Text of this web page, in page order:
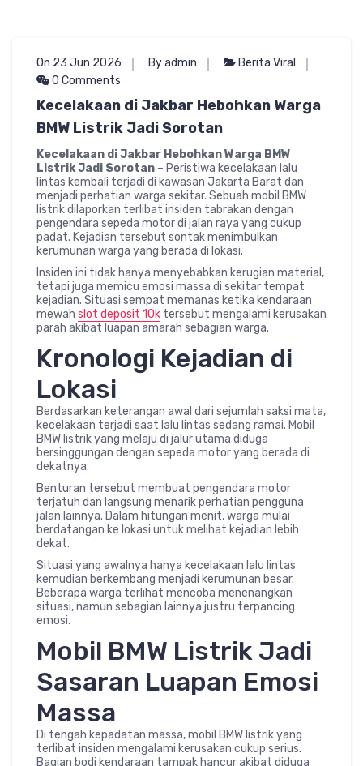
On 23 Jun 2026 By admin
Berita Viral
0 Comments
Kecelakaan di Jakbar Hebohkan Warga
BMW Listrik Jadi Sorotan
Kecelakaan di Jakbar Hebohkan Warga BMW
Listrik Jadi Sorotan – Peristiwa kecelakaan lalu
lintas kembali terjadi di kawasan Jakarta Barat dan
menjadi perhatian warga sekitar. Sebuah mobil BMW
listrik dilaporkan terlibat insiden tabrakan dengan
pengendara sepeda motor di jalan raya yang cukup
padat. Kejadian tersebut sontak menimbulkan
kerumunan warga yang berada di lokasi.
Insiden ini tidak hanya menyebabkan kerugian material,
tetapi juga memicu emosi massa di sekitar tempat
kejadian. Situasi sempat memanas ketika kendaraan
mewah slot deposit 10k tersebut mengalami kerusakan
parah akibat luapan amarah sebagian warga.
Kronologi Kejadian di
Lokasi
Berdasarkan keterangan awal dari sejumlah saksi mata,
kecelakaan terjadi saat lalu lintas sedang ramai. Mobil
BMW listrik yang melaju di jalur utama diduga
bersinggungan dengan sepeda motor yang berada di
dekatnya.
Benturan tersebut membuat pengendara motor
terjatuh dan langsung menarik perhatian pengguna
jalan lainnya. Dalam hitungan menit, warga mulai
berdatangan ke lokasi untuk melihat kejadian lebih
dekat.
Situasi yang awalnya hanya kecelakaan lalu lintas
kemudian berkembang menjadi kerumunan besar.
Beberapa warga terlihat mencoba menenangkan
situasi, namun sebagian lainnya justru terpancing
emosi.
Mobil BMW Listrik Jadi
Sasaran Luapan Emosi
Massa
Di tengah kepadatan massa, mobil BMW listrik yang
terlibat insiden mengalami kerusakan cukup serius.
Bagian bodi kendaraan tampak hancur akibat diduga